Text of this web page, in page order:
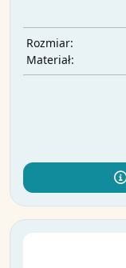
Rozmiar:
Materiał: